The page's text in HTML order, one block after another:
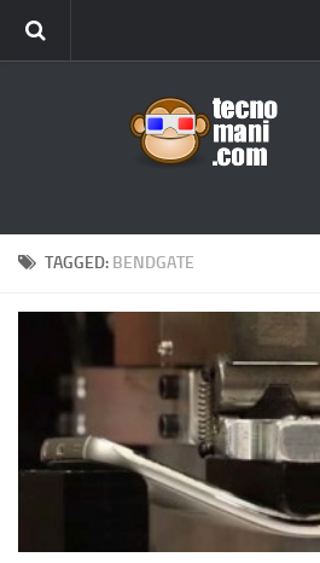
Windows
News
Gadget
Recensioni
TAGGED: BENDGATE